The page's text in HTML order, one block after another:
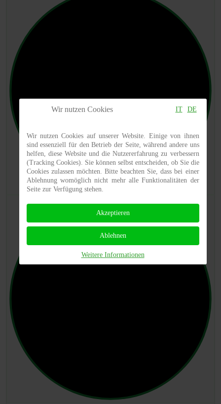
Wir nutzen Cookies IT DE
Wir nutzen Cookies auf unserer Website. Einige von ihnen
sind essenziell für den Betrieb der Seite, während andere uns
helfen, diese Website und die Nutzererfahrung zu verbessern
(Tracking Cookies). Sie können selbst entscheiden, ob Sie die
Cookies zulassen möchten. Bitte beachten Sie, dass bei einer
Ablehnung womöglich nicht mehr alle Funktionalitäten der
Seite zur Verfügung stehen.
Akzeptieren
Ablehnen
Weitere Informationen